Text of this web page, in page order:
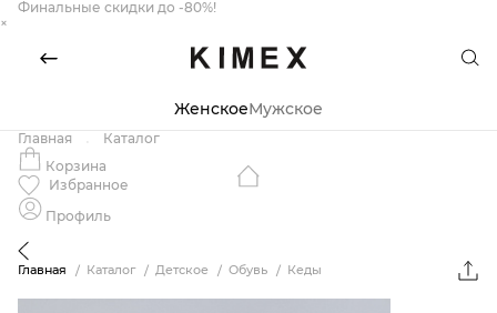
Финальные скидки до -80%!
×
ЖенскоеМужское
Главная
Каталог
Корзина
Избранное
Профиль
Главная Каталог Детское Обувь Кеды